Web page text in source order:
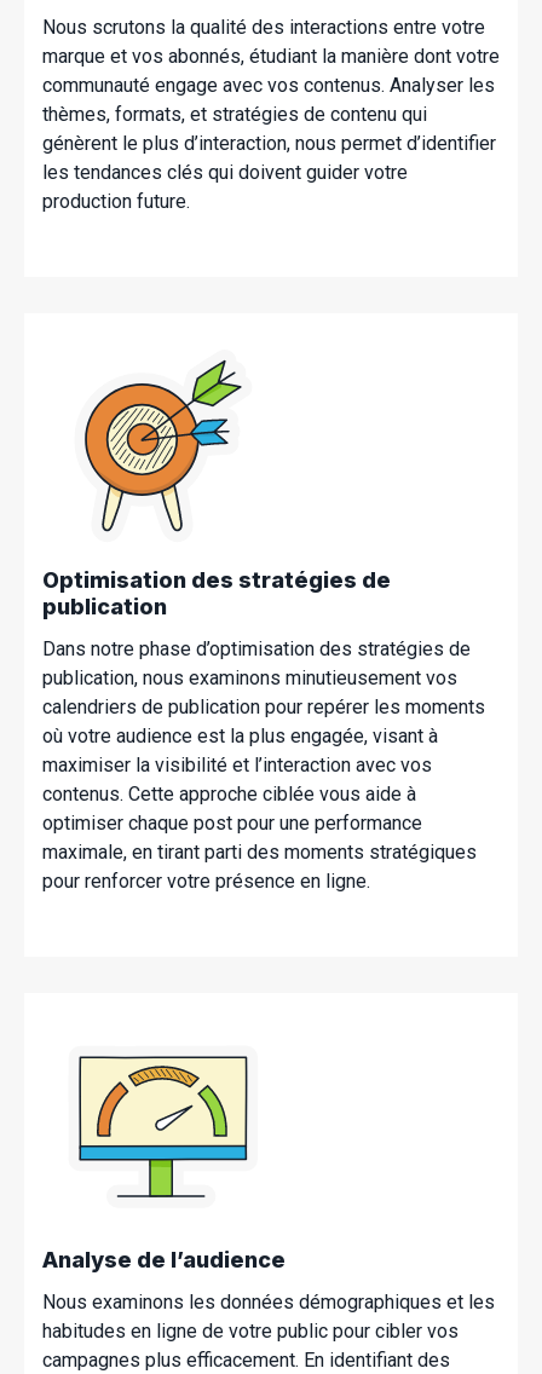
Nous scrutons la qualité des interactions entre votre
marque et vos abonnés, étudiant la manière dont votre
communauté engage avec vos contenus. Analyser les
thèmes, formats, et stratégies de contenu qui
génèrent le plus d’interaction, nous permet d’identifier
les tendances clés qui doivent guider votre
production future.
Optimisation des stratégies de
publication
Dans notre phase d’optimisation des stratégies de
publication, nous examinons minutieusement vos
calendriers de publication pour repérer les moments
où votre audience est la plus engagée, visant à
maximiser la visibilité et l’interaction avec vos
contenus. Cette approche ciblée vous aide à
optimiser chaque post pour une performance
maximale, en tirant parti des moments stratégiques
pour renforcer votre présence en ligne.
Analyse de l’audience
Nous examinons les données démographiques et les
habitudes en ligne de votre public pour cibler vos
campagnes plus efficacement. En identifiant des